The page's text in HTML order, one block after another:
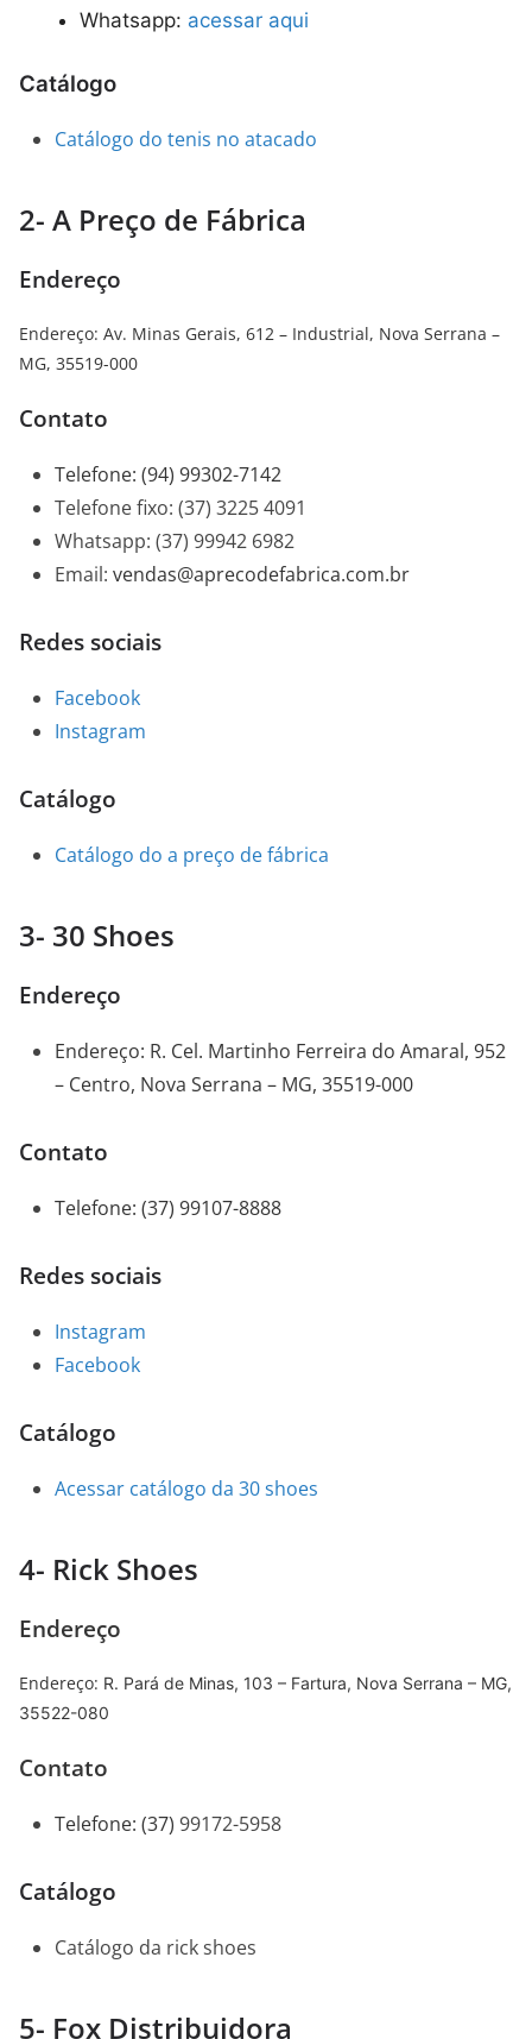
Whatsapp: acessar aqui
Catálogo
Catálogo do tenis no atacado
2- A Preço de Fábrica
Endereço
Endereço: Av. Minas Gerais, 612 – Industrial, Nova Serrana –
MG, 35519-000
Contato
Telefone: (94) 99302-7142
Telefone fixo: (37) 3225 4091
Whatsapp: (37) 99942 6982
Email: vendas@aprecodefabrica.com.br
Redes sociais
Facebook
Instagram
Catálogo
Catálogo do a preço de fábrica
3- 30 Shoes
Endereço
Endereço: R. Cel. Martinho Ferreira do Amaral, 952
– Centro, Nova Serrana – MG, 35519-000
Contato
Telefone: (37) 99107-8888
Redes sociais
Instagram
Facebook
Catálogo
Acessar catálogo da 30 shoes
4- Rick Shoes
Endereço
Endereço: R. Pará de Minas, 103 – Fartura, Nova Serrana – MG,
35522-080
Contato
Telefone: (37) 99172-5958
Catálogo
Catálogo da rick shoes
5- Fox Distribuidora